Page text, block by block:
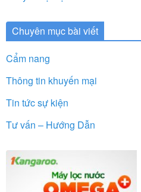
Chuyên mục bài viết
Cẩm nang
Thông tin khuyến mại
Tin tức sự kiện
Tư vấn – Hướng Dẫn